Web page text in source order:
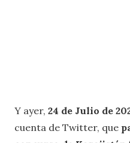
Y ayer, 24 de Julio de
cuenta de Twitter, que